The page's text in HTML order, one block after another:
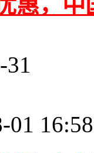
31
01 16:58